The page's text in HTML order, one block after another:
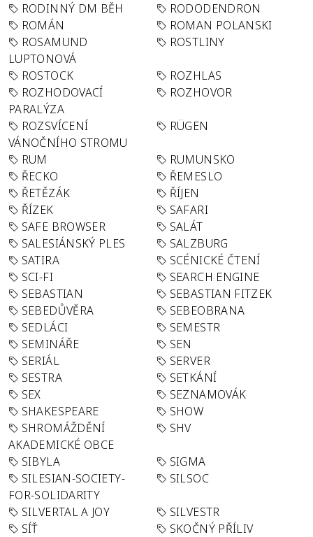
RODINNÝ DM BĚH
RODODENDRON
ROMÁN
ROMAN POLANSKI
ROSAMUND
LUPTONOVÁ
ROSTLINY
ROSTOCK
ROZHLAS
ROZHODOVACÍ
PARALÝZA
ROZHOVOR
ROZSVÍCENÍ
VÁNOČNÍHO STROMU
RÜGEN
RUM
RUMUNSKO
ŘECKO
ŘEMESLO
ŘETĚZÁK
ŘÍJEN
ŘÍZEK
SAFARI
SAFE BROWSER
SALÁT
SALESIÁNSKÝ PLES
SALZBURG
SATIRA
SCÉNICKÉ ČTENÍ
SCI-FI
SEARCH ENGINE
SEBASTIAN
SEBASTIAN FITZEK
SEBEDŮVĚRA
SEBEOBRANA
SEDLÁCI
SEMESTR
SEMINÁŘE
SEN
SERIÁL
SERVER
SESTRA
SETKÁNÍ
SEX
SEZNAMOVÁK
SHAKESPEARE
SHOW
SHROMÁŽDĚNÍ
AKADEMICKÉ OBCE
SHV
SIBYLA
SIGMA
SILESIAN-SOCIETY-
FOR-SOLIDARITY
SILSOC
SILVERTAL A JOY
SILVESTR
SÍŤ
SKOČNÝ PŘÍLIV